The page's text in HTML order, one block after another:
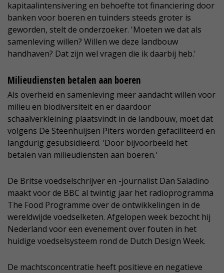
kapitaalintensivering en behoefte tot financiering door
banken voor boeren en tuinders steeds groter is
geworden, stelt de onderzoeker. 'Moeten we dat als
samenleving willen? Willen we deze landbouw
handhaven? Dat zijn wel vragen die ik daarbij heb.'
Milieudiensten betalen aan boeren
Als overheid en samenleving meer aandacht willen voor
milieu en biodiversiteit en er daardoor
schaalverkleining plaatsvindt in de landbouw, moet dat
volgens De Steenhuijsen Piters worden gefaciliteerd en
langdurig gesubsidieerd. 'Door bijvoorbeeld het
betalen van milieudiensten aan boeren.'
De Britse voedselschrijver en -journalist Dan Saladino
maakt voor de BBC al twintig jaar het radioprogramma
The Food Programme over de ontwikkelingen in de
wereldwijde voedselketen. Afgelopen week bezocht hij
Nederland voor een evenement over fouten in het
huidige voedselsysteem rond de Dutch Design Week.
De machtsconcentratie heeft positieve en negatieve